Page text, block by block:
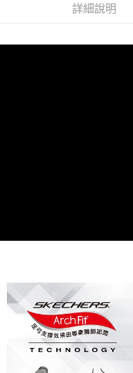
買賣價金債權讓與本公司後，
詳細說明